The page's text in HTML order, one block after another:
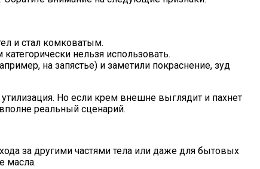
и стал комковатым.
нельзя использовать.
на запястье) и заметили покраснение, зуд
утилизация. Но если крем внешне выглядит и пахнет
реальный сценарий.
за другими частями тела или даже для бытовых
масла.